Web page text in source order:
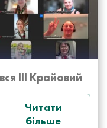
ІІІ Крайовий
Читати
більше